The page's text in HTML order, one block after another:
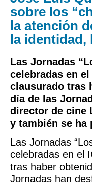
sobre los
la atención
la identidad,
Las Jornadas
celebradas en
clausurado tras
día de las
director de cine
y también se ha
Las Jornadas
celebradas en el
tras haber
Jornadas han